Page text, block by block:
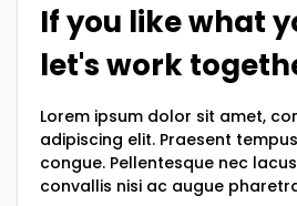
If you like what
let's work
Lorem ipsum dolor sit amet,
adipiscing elit. Praesent
congue. Pellentesque nec
convallis nisi ac augue